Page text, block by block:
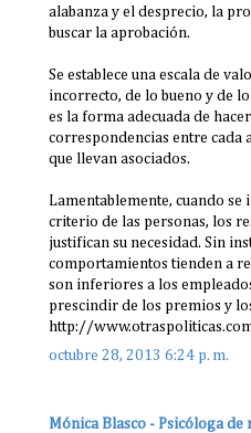
alabanza y el desprecio, la
buscar la aprobación.
Se establece una escala de
incorrecto, de lo bueno y de
es la forma adecuada de
correspondencias entre cada
que llevan asociados.
Lamentablemente, cuando
criterio de las personas, los
justifican su necesidad. Sin
comportamientos tienden a
son inferiores a los
prescindir de los premios y
http://
octubre 28, 2013 6:24 p. m.
Mónica Blasco - Psicóloga de